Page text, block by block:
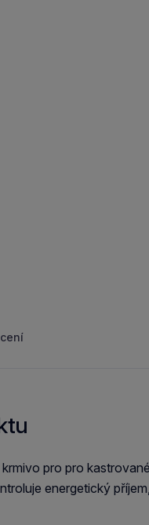
pro pro
energetický